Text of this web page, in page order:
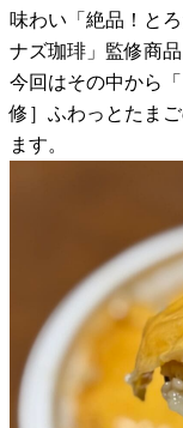
味わい「絶品！と
ナズ珈琲」監修商品
今回はその中から
修］ふわっとたま
ます。